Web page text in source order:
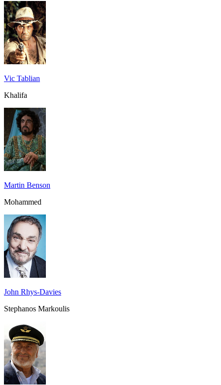
Vic Tablian
Khalifa
Martin Benson
Mohammed
John Rhys-Davies
Stephanos Markoulis